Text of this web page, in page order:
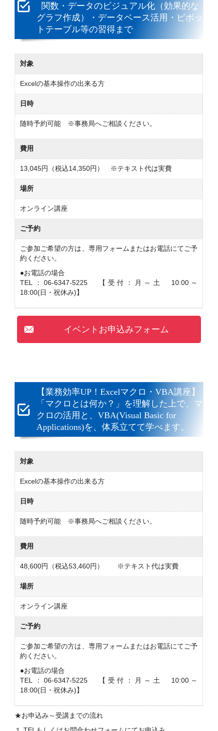
関数・データのビジュアル化（効果的な
グラフ作成）・データベース活用・ピボッ
トテーブル等の習得まで
対象
Excelの基本操作の出来る方
日時
随時予約可能 ※事務局へご相談ください。
費用
13,045円（税込14,350円） ※テキスト代は実費
場所
オンライン講座
ご予約
ご参加ご希望の方は、専用フォームまたはお電話にてご予
約ください。
●お電話の場合
TEL：06-6347-5225 【受付：月～土 10:00～
18:00(日・祝休み)】
イベントお申込みフォーム
【業務効率UP！Excelマクロ・VBA講座】
「マクロとは何か？」を理解した上で、マ
クロの活用と、VBA(Visual Basic for
Applications)を、体系立てて学べます。
対象
Excelの基本操作の出来る方
日時
随時予約可能 ※事務局へご相談ください。
費用
48,600円（税込53,460円） ※テキスト代は実費
場所
オンライン講座
ご予約
ご参加 ご希望の方は
、専用フォームまたはお電話にてご予
約ください。
●お電話の場合
TEL：06-6347-5225 【受付：月～土 10:00～
18:00(日・祝休み)】
★お申込み～受講までの流れ